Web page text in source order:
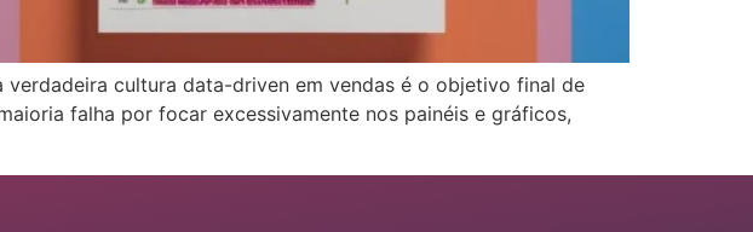
verdadeira cultura data-driven em vendas é o objetivo final de
falha por focar excessivamente nos painéis e gráficos,